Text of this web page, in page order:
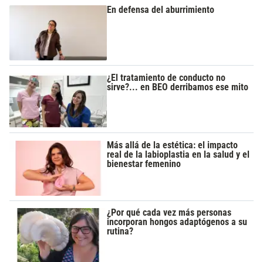
En defensa del aburrimiento
¿El tratamiento de conducto no
sirve?... en BEO derribamos ese mito
Más allá de la estética: el impacto
real de la labioplastia en la salud y el
bienestar femenino
¿Por qué cada vez más personas
incorporan hongos adaptógenos a su
rutina?